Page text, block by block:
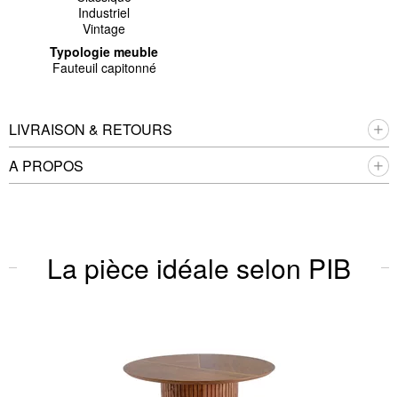
Industriel
Vintage
Typologie meuble
Fauteuil capitonné
LIVRAISON & RETOURS
A PROPOS
La pièce idéale selon PIB